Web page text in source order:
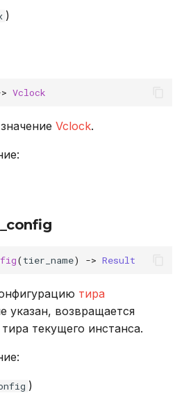
)
Vclock
Vclock.
(tier_name) -> Result
тира
указан, возвращается
текущего инстанса.
)